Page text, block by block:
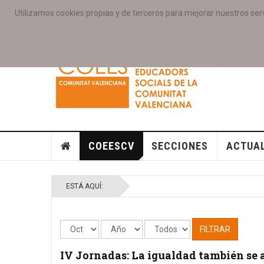
Utilizamos cookies propias y de terceros para mejorar nuestros
PORTADA ACCESO COLEGIAD@S GALERIAS
COEESCV SECCIONES
ESTÁ AQUÍ:
FILTRAR
IV Jornadas: La igualdad también se